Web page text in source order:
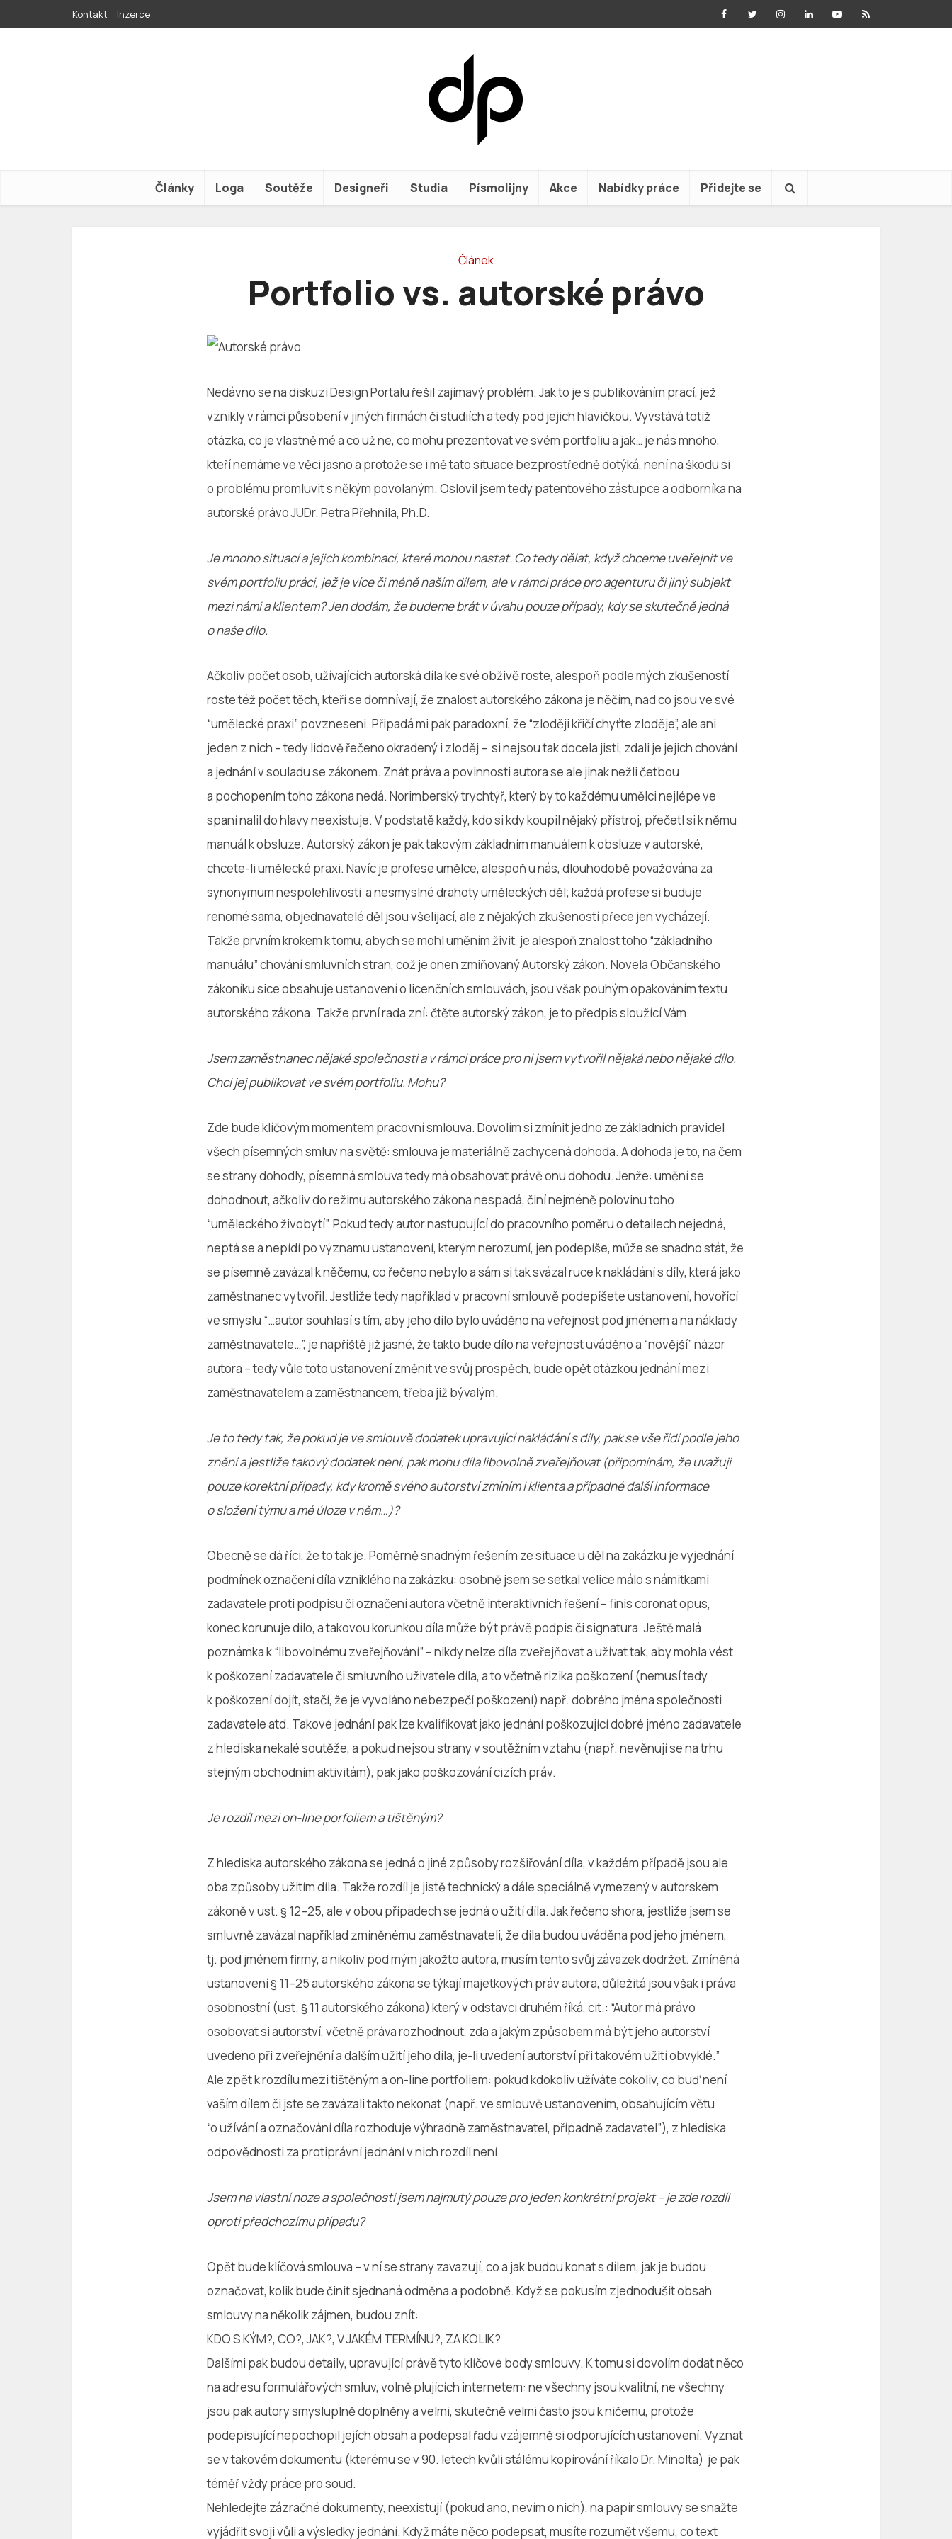
Kontakt Inzerce
Články Loga Soutěže Designeři Studia Písmolijny Akce Nabídky práce Přidejte se
Článek
Portfolio vs. autorské právo
Nedávno se na diskuzi Design Portalu řešil zajímavý problém. Jak to je s publikováním prací, jež
vznikly v rámci působení v jiných firmách či studiích a tedy pod jejich hlavičkou. Vyvstává totiž
otázka, co je vlastně mé a co už ne, co mohu prezentovat ve svém portfoliu a jak… je nás mnoho,
kteří nemáme ve věci jasno a protože se i mě tato situace bezprostředně dotýká, není na škodu si
o problému promluvit s někým povolaným. Oslovil jsem tedy patentového zástupce a odborníka na
autorské právo JUDr. Petra Přehnila, Ph.D.
Je mnoho situací a jejich kombinací, které mohou nastat. Co tedy dělat, když chceme uveřejnit ve
svém portfoliu práci, jež je více či méně naším dílem, ale v rámci práce pro agenturu či jiný subjekt
mezi námi a klientem? Jen dodám, že budeme brát v úvahu pouze případy, kdy se skutečně jedná
o naše dílo.
Ačkoliv počet osob, užívajících autorská díla ke své obživě roste, alespoň podle mých zkušeností
roste též počet těch, kteří se domnívají, že znalost autorského zákona je něčím, nad co jsou ve své
“umělecké praxi” povzneseni. Připadá mi pak paradoxní, že “zloději křičí chyťte zloděje”, ale ani
jeden z nich – tedy lidově řečeno okradený i zloděj – si nejsou tak docela jisti, zdali je jejich chování
a jednání v souladu se zákonem. Znát práva a povinnosti autora se ale jinak nežli četbou
a pochopením toho zákona nedá. Norimberský trychtýř, který by to každému umělci nejlépe ve
spaní nalil do hlavy neexistuje. V podstatě každý, kdo si kdy koupil nějaký přístroj, přečetl si k němu
manuál k obsluze. Autorský zákon je pak takovým základním manuálem k obsluze v autorské,
chcete-li umělecké praxi. Navíc je profese umělce, alespoň u nás, dlouhodobě považována za
synonymum nespolehlivosti a nesmyslné drahoty uměleckých děl; každá profese si buduje
renomé sama, objednavatelé děl jsou všelijací, ale z nějakých zkušeností přece jen vycházejí.
Takže prvním krokem k tomu, abych se mohl uměním živit, je alespoň znalost toho “základního
manuálu” chování smluvních stran, což je onen zmiňovaný Autorský zákon. Novela Občanského
zákoníku sice obsahuje ustanovení o licenčních smlouvách, jsou však pouhým opakováním textu
autorského zákona. Takže první rada zní: čtěte autorský zákon, je to předpis sloužící Vám.
Jsem zaměstnanec nějaké společnosti a v rámci práce pro ni jsem vytvořil nějaká nebo nějaké dílo.
Chci jej publikovat ve svém portfoliu. Mohu?
Zde bude klíčovým momentem pracovní smlouva. Dovolím si zmínit jedno ze základních pravidel
všech písemných smluv na světě: smlouva je materiálně zachycená dohoda. A dohoda je to, na čem
se strany dohodly, písemná smlouva tedy má obsahovat právě onu dohodu. Jenže: umění se
dohodnout, ačkoliv do režimu autorského zákona nespadá, činí nejméně polovinu toho
“uměleckého živobytí”. Pokud tedy autor nastupující do pracovního poměru o detailech nejedná,
neptá se a nepídí po významu ustanovení, kterým nerozumí, jen podepíše, může se snadno stát, že
se písemně zavázal k něčemu, co řečeno nebylo a sám si tak svázal ruce k nakládání s díly, která jako
zaměstnanec vytvořil. Jestliže tedy například v pracovní smlouvě podepíšete ustanovení, hovořící
ve smyslu “…autor souhlasí s tím, aby jeho dílo bylo uváděno na veřejnost pod jménem a na náklady
zaměstnavatele…”, je napříště již jasné, že takto bude dílo na veřejnost uváděno a “novější” názor
autora – tedy vůle toto ustanovení změnit ve svůj prospěch, bude opět otázkou jednání mezi
zaměstnavatelem a zaměstnancem, třeba již bývalým.
Je to tedy tak, že pokud je ve smlouvě dodatek upravující nakládání s díly, pak se vše řídí podle jeho
znění a jestliže takový dodatek není, pak mohu díla libovolně zveřejňovat (připomínám, že uvažuji
pouze korektní případy, kdy kromě svého autorství zmíním i klienta a případné další informace
o složení týmu a mé úloze v něm…)?
Obecně se dá říci, že to tak je. Poměrně snadným řešením ze situace u děl na zakázku je vyjednání
podmínek označení díla vzniklého na zakázku: osobně jsem se setkal velice málo s námitkami
zadavatele proti podpisu či označení autora včetně interaktivních řešení – finis coronat opus,
konec korunuje dílo, a takovou korunkou díla může být právě podpis či signatura. Ještě malá
poznámka k “libovolnému zveřejňování” – nikdy nelze díla zveřejňovat a užívat tak, aby mohla vést
k poškození zadavatele či smluvního uživatele díla, a to včetně rizika poškození (nemusí tedy
k poškození dojít, stačí, že je vyvoláno nebezpečí poškození) např. dobrého jména společnosti
zadavatele atd. Takové jednání pak lze kvalifikovat jako jednání poškozující dobré jméno zadavatele
z hlediska nekalé soutěže, a pokud nejsou strany v soutěžním vztahu (např. nevěnují se na trhu
stejným obchodním aktivitám), pak jako poškozování cizích práv.
Je rozdíl mezi on-line porfoliem a tištěným?
Z hlediska autorského zákona se jedná o jiné způsoby rozšiřování díla, v každém případě jsou ale
oba způsoby užitím díla. Takže rozdíl je jistě technický a dále speciálně vymezený v autorském
zákoně v ust. § 12–25, ale v obou případech se jedná o užití díla. Jak řečeno shora, jestliže jsem se
smluvně zavázal například zmíněnému zaměstnavateli, že díla budou uváděna pod jeho jménem,
tj. pod jménem firmy, a nikoliv pod mým jakožto autora, musím tento svůj závazek dodržet. Zmíněná
ustanovení § 11–25 autorského zákona se týkají majetkových práv autora, důležitá jsou však i práva
osobnostní (ust. § 11 autorského zákona) který v odstavci druhém říká, cit.: “Autor má právo
osobovat si autorství, včetně práva rozhodnout, zda a jakým způsobem má být jeho autorství
uvedeno při zveřejnění a dalším užití jeho díla, je-li uvedení autorství při takovém užití obvyklé.”
Ale zpět k rozdílu mezi tištěným a on-line portfoliem: pokud kdokoliv užíváte cokoliv, co buď není
vaším dílem či jste se zavázali takto nekonat (např. ve smlouvě ustanovením, obsahujícím větu
“o užívání a označování díla rozhoduje výhradně zaměstnavatel, případně zadavatel”), z hlediska
odpovědnosti za protiprávní jednání v nich rozdíl není.
Jsem na vlastní noze a společností jsem najmutý pouze pro jeden konkrétní projekt – je zde rozdíl
oproti předchozímu případu?
Opět bude klíčová smlouva – v ní se strany zavazují, co a jak budou konat s dílem, jak je budou
označovat, kolik bude činit sjednaná odměna a podobně. Když se pokusím zjednodušit obsah
smlouvy na několik zájmen, budou znít:
KDO S KÝM?, CO?, JAK?, V JAKÉM TERMÍNU?, ZA KOLIK?
Dalšími pak budou detaily, upravující právě tyto klíčové body smlouvy. K tomu si dovolím dodat něco
na adresu formulářových smluv, volně plujících internetem: ne všechny jsou kvalitní, ne všechny
jsou pak autory smysluplně doplněny a velmi, skutečně velmi často jsou k ničemu, protože
podepisující nepochopil jejích obsah a podepsal řadu vzájemně si odporujících ustanovení. Vyznat
se v takovém dokumentu (kterému se v 90. letech kvůli stálému kopírování říkalo Dr. Minolta) je pak
téměř vždy práce pro soud.
Nehledejte zázračné dokumenty, neexistují (pokud ano, nevím o nich), na papír smlouvy se snažte
vyjádřit svoji vůli a výsledky jednání. Když máte něco podepsat, musíte rozumět všemu, co text